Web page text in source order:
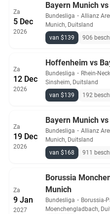
Za
5 Dec
2026
Bayern Munich
Bundesliga ・ Allianz
Munich, Duitsland
van $139
906
Za
12 Dec
2026
Hoffenheim vs
Bundesliga ・ Rhein-
Sinsheim, Duitsland
van $139
192
Za
19 Dec
2026
Bayern Munich
Bundesliga ・ Allianz
Munich, Duitsland
van $168
911
Za
9 Jan
2027
Borussia
Munich
Bundesliga ・ Borussia-
Moenchengladbach,